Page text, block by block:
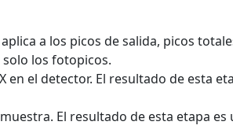
a los picos de salida, picos
los fotopicos.
el detector. El resultado de esta
El resultado de esta etapa es